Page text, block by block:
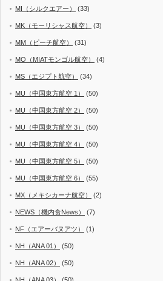
MI（シルクエアー） (33)
MK（モーリシャス航空） (3)
MM（ピーチ航空） (31)
MO（MIATモンゴル航空） (4)
MS（エジプト航空） (34)
MU（中国東方航空 1） (50)
MU（中国東方航空 2） (50)
MU（中国東方航空 3） (50)
MU（中国東方航空 4） (50)
MU（中国東方航空 5） (50)
MU（中国東方航空 6） (55)
MX（メキシカーナ航空） (2)
NEWS（機内食News） (7)
NF（エアーバヌアツ） (1)
NH（ANA 01） (50)
NH（ANA 02） (50)